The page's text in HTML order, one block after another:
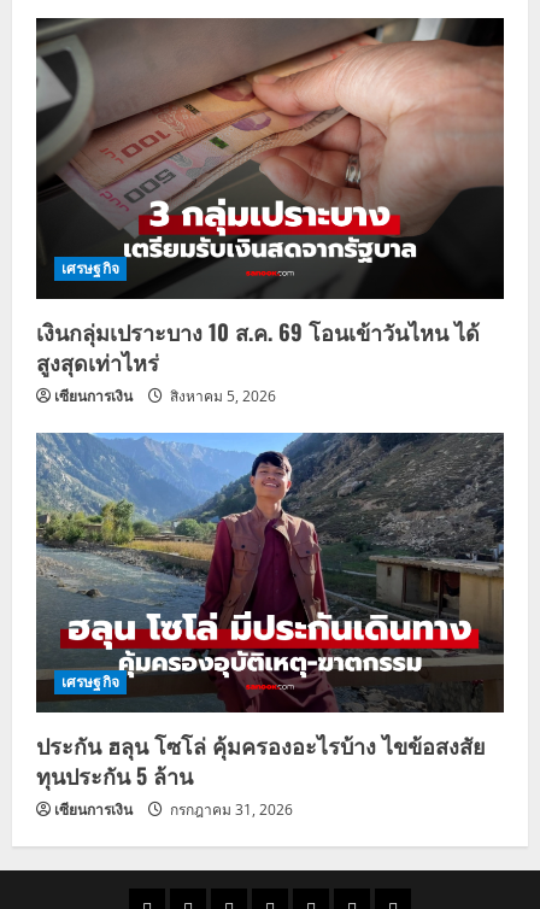
เศรษฐกิจ
เงินกลุ่มเปราะบาง 10 ส.ค. 69 โอนเข้าวันไหน ได้
สูงสุดเท่าไหร่
เซียนการเงิน สิงหาคม 5, 2026
เศรษฐกิจ
ประกัน ฮลุน โซโล่ คุ้มครองอะไรบ้าง ไขข้อสงสัย
ทุนประกัน 5 ล้าน
เซียนการเงิน กรกฎาคม 31, 2026
ราคาแนว ข่าว ข่าว ดูด ที่ ผู้ชาย